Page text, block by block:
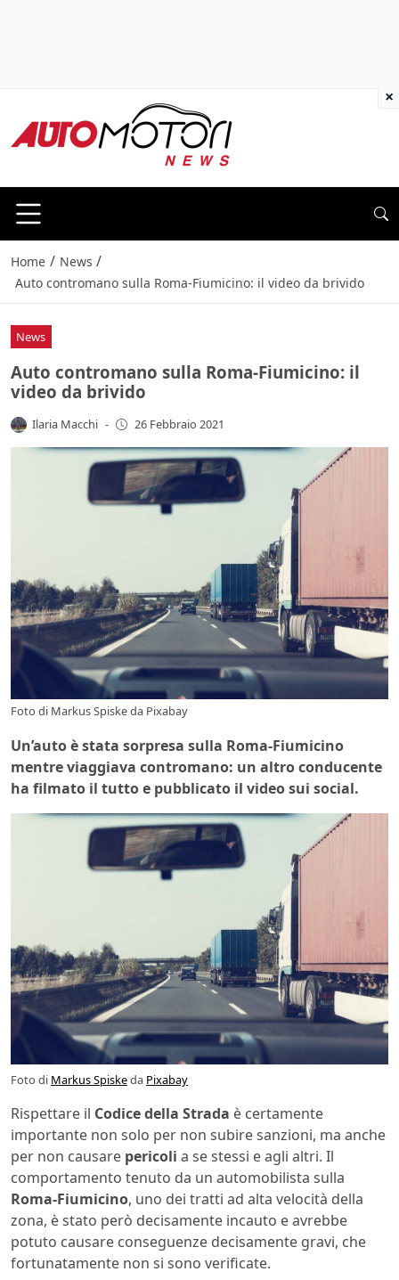
Home / News /
Auto contromano sulla Roma-Fiumicino: il video da brivido
News
Auto contromano sulla Roma-Fiumicino: il
video da brivido
Ilaria Macchi - 26 Febbraio 2021
Foto di Markus Spiskeda Pixabay
Un’auto è stata sorpresa sulla Roma-Fiumicino
mentre viaggiava contromano: un altro conducente
ha filmato il tutto e pubblicato il video sui social.
Foto di Markus Spiskeda Pixabay
Rispettare il Codice della Strada è certamente
importante non solo per non subire sanzioni, ma anche
per non causare pericoli a se stessi e agli altri. Il
comportamento tenuto da un automobilista sulla
Roma-Fiumicino, uno dei tratti ad alta velocità della
zona, è stato però decisamente incauto e avrebbe
potuto causare conseguenze decisamente gravi, che
fortunatamente non si sono verificate.
×